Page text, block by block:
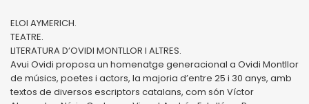
ELOI AYMERICH.
TEATRE.
LITERATURA D’OVIDI MONTLLOR I ALTRES.
Avui Ovidi proposa un homenatge generacional a Ovidi Montllor
de músics, poetes i actors, la majoria d’entre 25 i 30 anys, amb
textos de diversos escriptors catalans, com són Víctor